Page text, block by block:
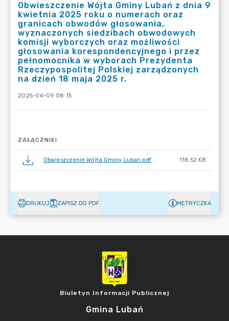
Obwieszczenie Wójta Gminy Lubań z dnia 9
kwietnia 2025 roku o numerach oraz
granicach obwodów głosowania,
wyznaczonych siedzibach obwodowych
komisji wyborczych oraz możliwości
głosowania korespondencyjnego i przez
pełnomocnika w wyborach Prezydenta
Rzeczypospolitej Polskiej zarządzonych
na dzień 18 maja 2025 r.
2025-04-09 08:15
ZAŁĄCZNIKI
Obwieszczenie Wójta Gminy Lubań.pdf 118.52 KB
DRUKUJ ZAPISZ DO PDF METRYCZKA
Biuletyn Informacji Publicznej
Gmina Lubań